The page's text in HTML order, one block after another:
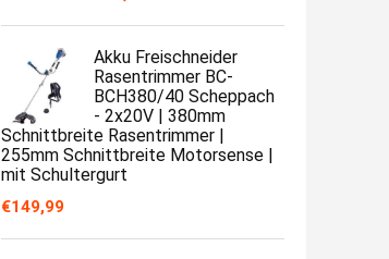
Akku Freischneider
Rasentrimmer BC-
BCH380/40 Scheppach
- 2x20V | 380mm
Schnittbreite Rasentrimmer |
255mm Schnittbreite Motorsense |
mit Schultergurt
€149,99